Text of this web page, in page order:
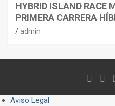
HYBRID ISLAND RACE
PRIMERA CARRERA
admin
Aviso Legal